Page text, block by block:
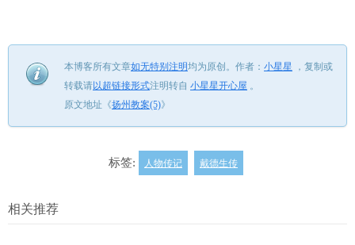
本博客所有文章如无特别注明均为原创。 作者： 小星星 ， 复制或
转载请以超链接形式注明转自 小星星开心屋 。
原文地址《扬州教案(5)》
标签: 人物传记 戴德生传
相关推荐